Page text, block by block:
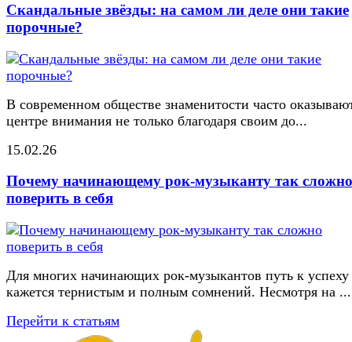
Скандальные звёзды: на самом ли деле они такие
порочные?
В современном обществе знаменитости часто
центре внимания не только благодаря своим до...
15.02.26
Почему начинающему рок-музыканту так сложно
поверить в себя
Для многих начинающих рок-музыкантов путь к успеху
кажется тернистым и полным сомнений. Несмотря на ...
Перейти к статьям